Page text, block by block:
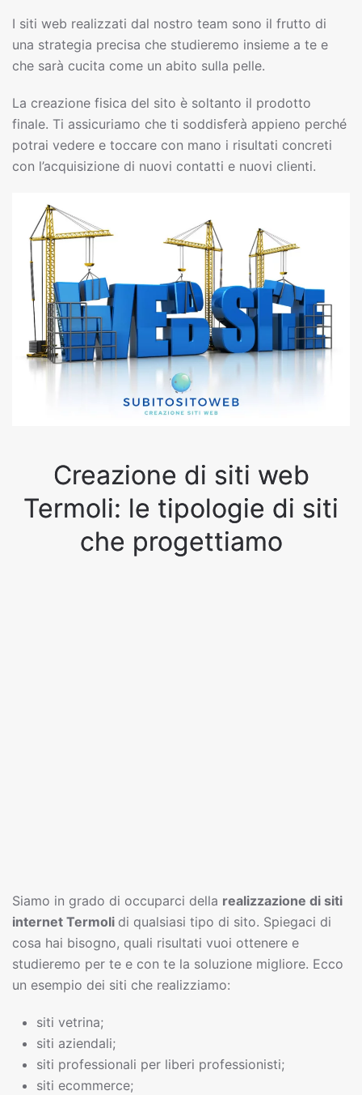
I siti web realizzati dal nostro team sono il frutto di
una strategia precisa che studieremo insieme a te e
che sarà cucita come un abito sulla pelle.
La creazione fisica del sito è soltanto il prodotto
finale. Ti assicuriamo che ti soddisferà appieno perché
potrai vedere e toccare con mano i risultati concreti
con l’acquisizione di nuovi contatti e nuovi clienti.
Creazione di siti web
Termoli: le tipologie di siti
che progettiamo
Siamo in grado di occuparci della realizzazione di siti
internet Termoli di qualsiasi tipo di sito. Spiegaci di
cosa hai bisogno, quali risultati vuoi ottenere e
studieremo per te e con te la soluzione migliore. Ecco
un esempio dei siti che realizziamo:
siti vetrina;
siti aziendali;
siti professionali per liberi professionisti;
siti ecommerce;